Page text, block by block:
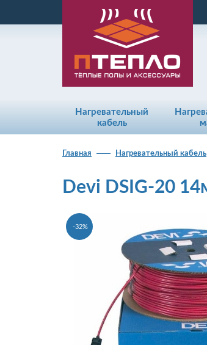
Нагревательный
кабель
Главная Нагревательный кабель
Devi DSIG-20
-32%